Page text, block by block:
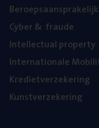
Cyber& fraude
Intel­lec­tu­al property
Inter­na­ti­o­na­le
Kre­diet­ver­ze­ke­ring
Kunst­ver­ze­ke­ring